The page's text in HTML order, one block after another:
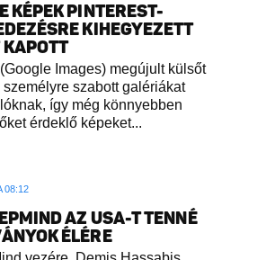
KÉPEK PINTEREST-
KIHEGYEZETT
Images) megújult külsőt
személyre szabott galériákat
így még könnyebben
érdeklő képeket...
08:12
AZ USA-T TENNÉ
ÉLÉRE